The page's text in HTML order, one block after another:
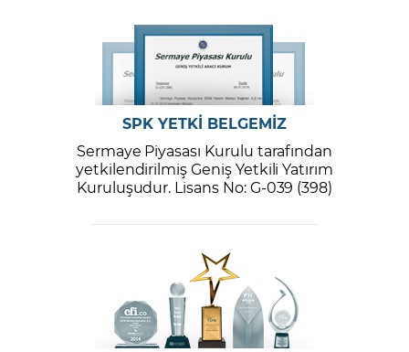
SPK YETKİ BELGEMİZ
Sermaye Piyasası Kurulu tarafından
yetkilendirilmiş Geniş Yetkili Yatırım
Kuruluşudur. Lisans No: G-039 (398)